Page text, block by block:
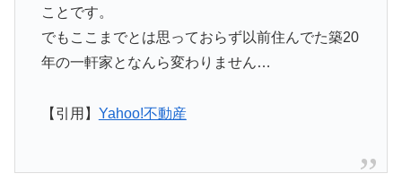
ことです。
でもここまでとは思っておらず以前住んでた築20
年の一軒家となんら変わりません…
【引用】 Yahoo!不動産